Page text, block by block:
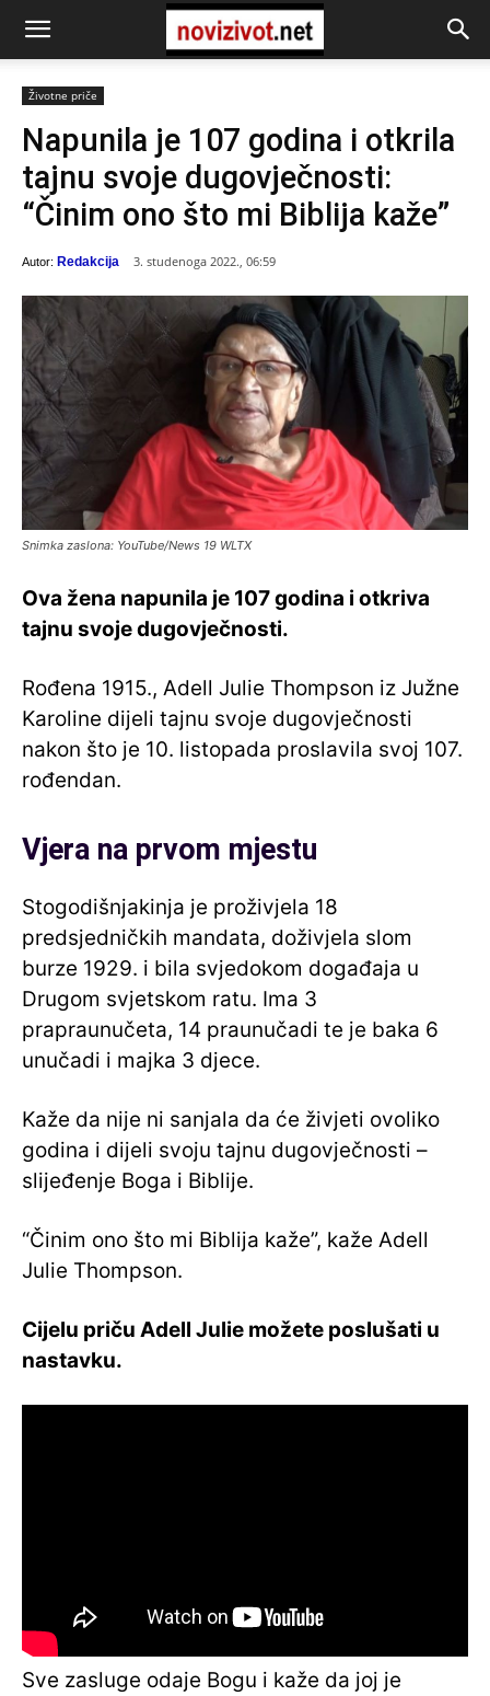
Životne priče
Napunila je 107 godina i otkrila
tajnu svoje dugovječnosti:
“Činim ono što mi Biblija kaže”
Autor: Redakcija 3. studenoga 2022., 06:59
Snimka zaslona: YouTube/News 19 WLTX
Ova žena napunila je 107 godina i otkriva
tajnu svoje dugovječnosti.
Rođena 1915., Adell Julie Thompson iz Južne
Karoline dijeli tajnu svoje dugovječnosti
nakon što je 10. listopada proslavila svoj 107.
rođendan.
Vjera na prvom mjestu
Stogodišnjakinja je proživjela 18
predsjedničkih mandata, doživjela slom
burze 1929. i bila svjedokom događaja u
Drugom svjetskom ratu. Ima 3
prapraunučeta, 14 praunučadi te je baka 6
unučadi i majka 3 djece.
Kaže da nije ni sanjala da će živjeti ovoliko
godina i dijeli svoju tajnu dugovječnosti –
slijeđenje Boga i Biblije.
“Činim ono što mi Biblija kaže”, kaže Adell
Julie Thompson.
Cijelu priču Adell Julie možete poslušati u
nastavku.
Sve zasluge odaje Bogu i kaže da joj je